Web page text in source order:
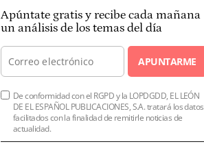
Apúntate gratis y recibe cada mañana
un análisis de los temas del día
APUNTARME
De conformidad con el RGPD y la LOPDGDD, EL LEÓN
DE EL ESPAÑOL PUBLICACIONES, S.A. tratará los datos
facilitados con la finalidad de remitirle noticias de
actualidad.